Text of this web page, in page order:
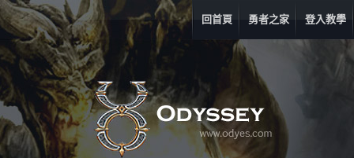
回首頁 勇者之家 登入教學